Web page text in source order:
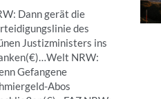
Dann gerät die
des
Justizministers ins
NRW:
Gefangene
Abos